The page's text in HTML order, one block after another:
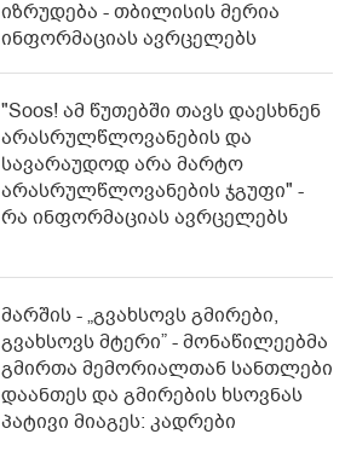
იზრუდება - თბილისის მერია
ინფორმაციას ავრცელებს
"Soos! ამ წუთებში თავს დაესხნენ
არასრულწლოვანების და
სავარაუდოდ არა მარტო
არასრულწლოვანების ჯგუფი" -
რა ინფორმაციას ავრცელებს
მარშის - „გვახსოვს გმირები,
გვახსოვს მტერი” - მონაწილეებმა
გმირთა მემორიალთან სანთლები
დაანთეს და გმირების ხსოვნას
პატივი მიაგეს: კადრები